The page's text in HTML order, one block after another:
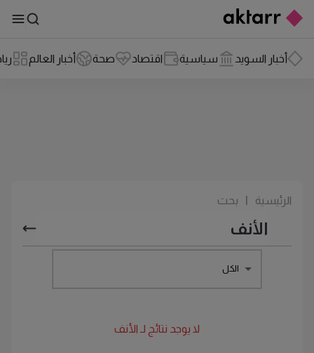
أخبار السويد سياسية اقتصاد صحة أخبار العالم
الرئيسية بحث
الكل
لا يوجد نتائج لـ الأنف